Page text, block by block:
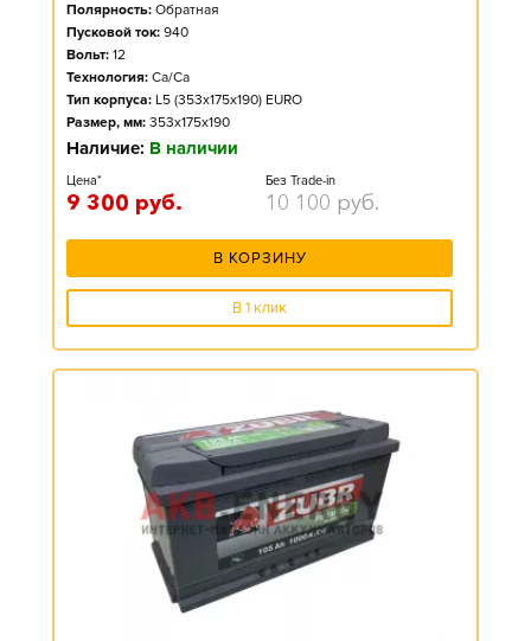
Полярность: Обратная
Пусковой ток: 940
Вольт: 12
Технология: Ca/Ca
Тип корпуса: L5 (353x175x190) EURO
Размер, мм: 353x175x190
Наличие: В наличии
Цена*
9 300 руб.
Без Trade-in
10 100 руб.
В КОРЗИНУ
В 1 клик